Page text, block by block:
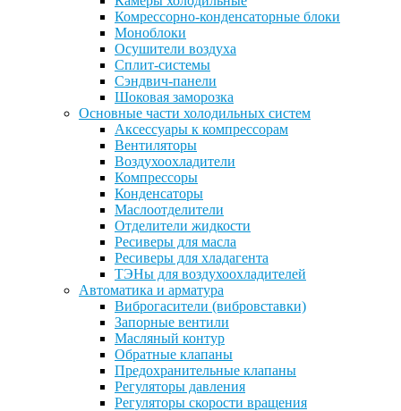
Комрессорно-конденсаторные блоки
Моноблоки
Осушители воздуха
Сплит-системы
Сэндвич-панели
Шоковая заморозка
Основные части холодильных систем
Аксессуары к компрессорам
Вентиляторы
Воздухоохладители
Компрессоры
Конденсаторы
Маслоотделители
Отделители жидкости
Ресиверы для масла
Ресиверы для хладагента
ТЭНы для воздухоохладителей
Автоматика и арматура
Виброгасители (вибровставки)
Запорные вентили
Масляный контур
Обратные клапаны
Предохранительные клапаны
Регуляторы давления
Регуляторы скорости вращения